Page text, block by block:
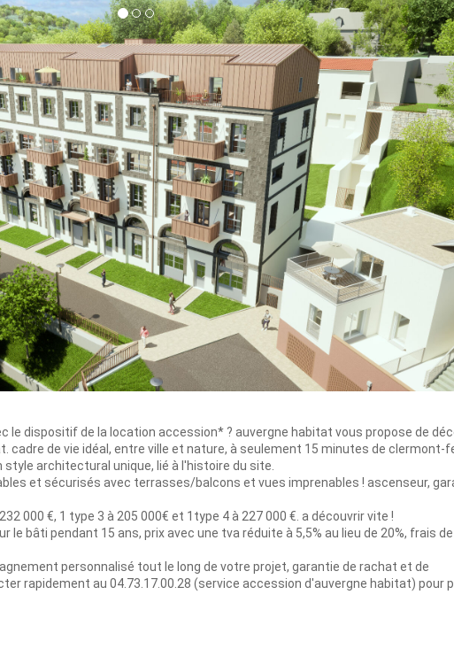
le dispositif de la location accession* ? auvergne habitat vous propose de
cadre de vie idéal, entre ville et nature, à seulement 15 minutes de clermont-
style architectural unique, lié à l'histoire du site.
et sécurisés avec terrasses/balcons et vues imprenables ! ascenseur,
000 €, 1 type 3 à 205 000€ et 1type 4 à 227 000 €. a découvrir vite !
le bâti pendant 15 ans, prix avec une tva réduite à 5,5% au lieu de 20%, frais de
personnalisé tout le long de votre projet, garantie de rachat et de
rapidement au 04.73.17.00.28 (service accession d'auvergne habitat) pour